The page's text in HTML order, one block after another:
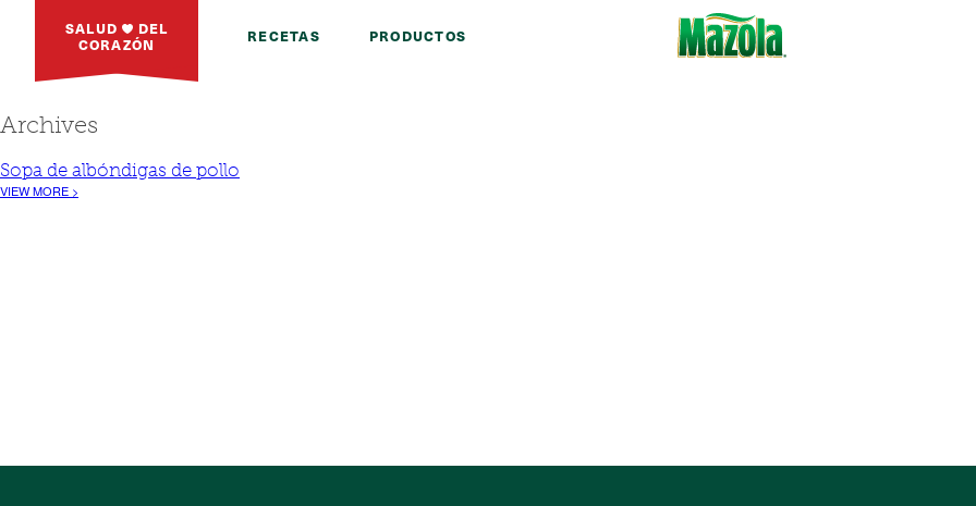
SALUD DEL
CORAZÓN RECETAS PRODUCTOS
Archives
Sopa de albóndigas de pollo
VIEW MORE >